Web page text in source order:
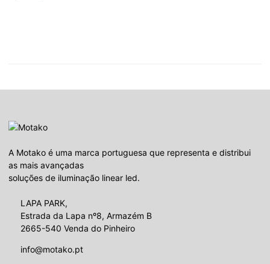
A Motako é uma marca portuguesa que representa e distribui
as mais avançadas
soluções de iluminação linear led.
LAPA PARK,
Estrada da Lapa nº8, Armazém B
2665-540 Venda do Pinheiro
info@motako.pt